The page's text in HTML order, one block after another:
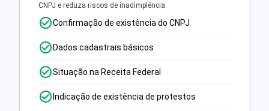
CNPJ e reduza riscos de inadimplência.
Confirmação de existência do CNPJ
Dados cadastrais básicos
Situação na Receita Federal
Indicação de existência de protestos